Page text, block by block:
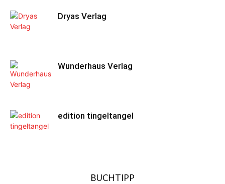
Dryas Verlag
Wunderhaus Verlag
edition tingeltangel
BUCHTIPP